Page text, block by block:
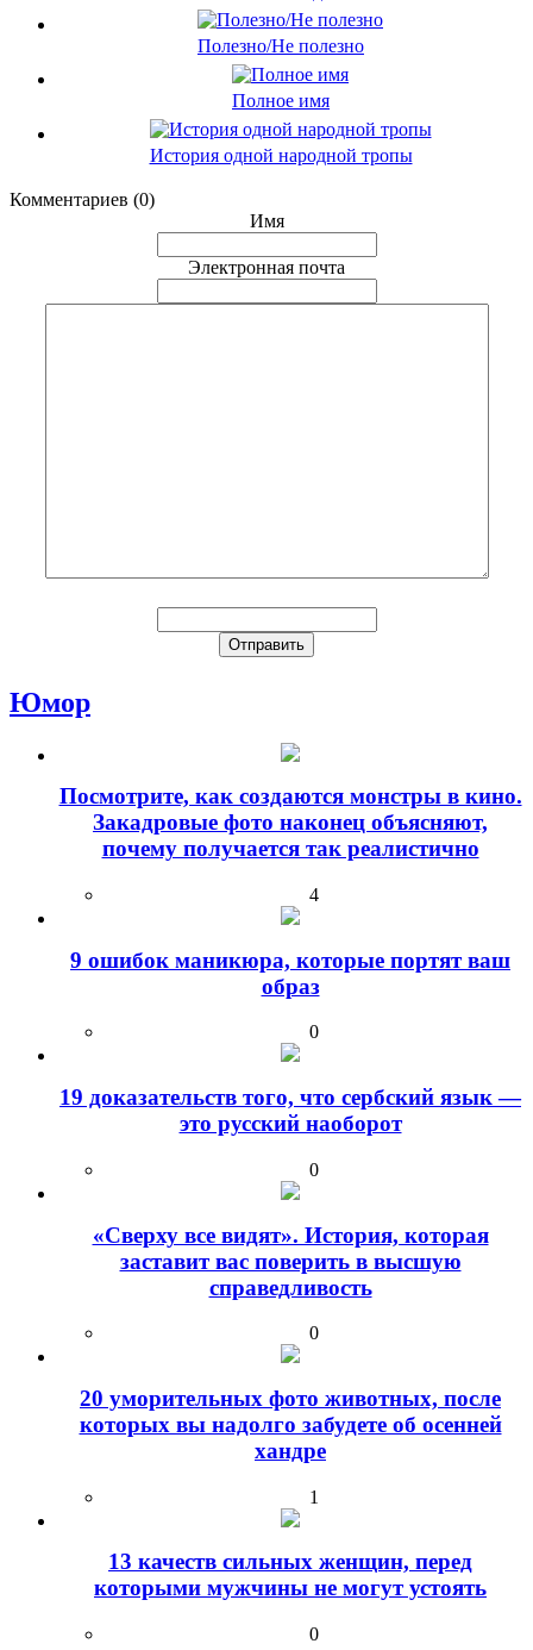
Полезно/Не полезно
Полное имя
История одной народной тропы
Комментариев (0)
Имя
Электронная почта
Юмор
Посмотрите, как создаются монстры в кино.
Закадровые фото наконец объясняют,
почему получается так реалистично
4
9 ошибок маникюра, которые портят ваш
образ
0
19 доказательств того, что сербский язык —
это русский наоборот
0
«Сверху все видят». История, которая
заставит вас поверить в высшую
справедливость
0
20 уморительных фото животных, после
которых вы надолго забудете об осенней
хандре
1
13 качеств сильных женщин, перед
которыми мужчины не могут устоять
0